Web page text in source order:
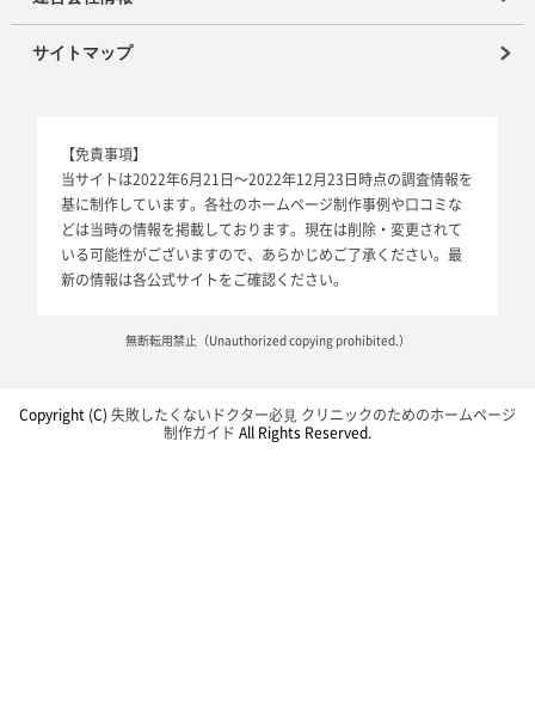
サイトマップ
【免責事項】
当サイトは2022年6月21日～2022年12月23日時点の調査情報を
基に制作しています。各社のホームページ制作事例や口コミな
どは当時の情報を掲載しております。現在は削除・変更されて
いる可能性がございますので、あらかじめご了承ください。最
新の情報は各公式サイトをご確認ください。
無断転用禁止（Unauthorized copying prohibited.）
Copyright (C) 失敗したくないドクター必⾒ クリニックのためのホームページ
制作ガイド All Rights Reserved.